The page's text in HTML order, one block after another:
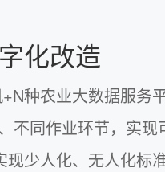
化改造
种农业大数据服务
同作业环节，实
少人化、无人化标